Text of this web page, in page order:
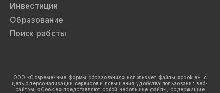
Инвестиции
Образование
Поиск работы
ООО «Современные формы образования» использует файлы «cookie»,
с
целью персонализации сервисов и повышения удобства пользования веб-
сайтом. «Cookie» представляют собой небольшие файлы, содержащие